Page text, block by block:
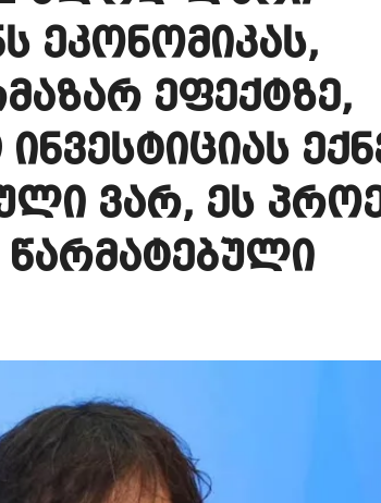
საზოგადოებაში აგრესია, რომ ბოლოს,
ოფიციალურად წაუყენეს –
ეკონომიკას,
ეფექტზე,
ვარ, ეს
წარმატებული